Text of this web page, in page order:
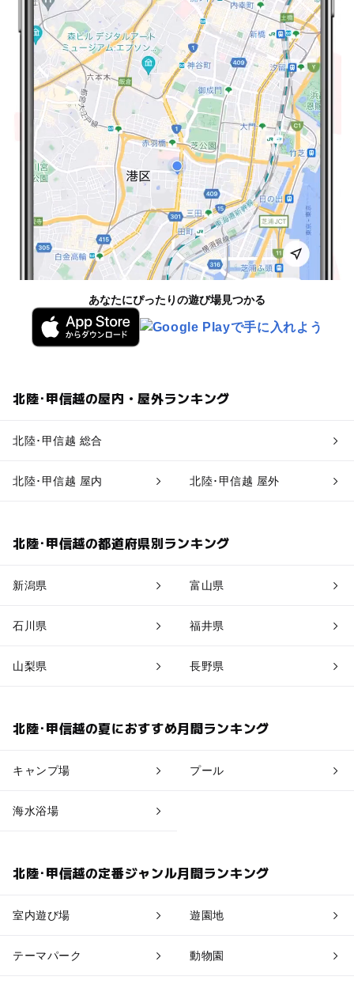
あなたにぴったりの遊び場見つかる
北陸･甲信越の屋内・屋外ランキング
北陸･甲信越 総合
北陸･甲信越 屋内 北陸･甲信越 屋外
北陸･甲信越の都道府県別ランキング
新潟県 富山県
石川県 福井県
山梨県 長野県
北陸･甲信越の夏におすすめ月間ランキング
キャンプ場 プール
海水浴場
北陸･甲信越の定番ジャンル月間ランキング
室内遊び場 遊園地
テーマパーク 動物園